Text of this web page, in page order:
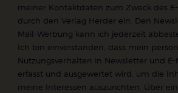
meiner Kontaktdaten zum Zweck des
durch den Verlag Herder ein. Den
Mail-Werbung kann ich jederzeit
Ich bin einverstanden, dass mein
Nutzungsverhalten in Newsletter und E-
erfasst und ausgewertet wird, um die
meine Interessen auszurichten. Über